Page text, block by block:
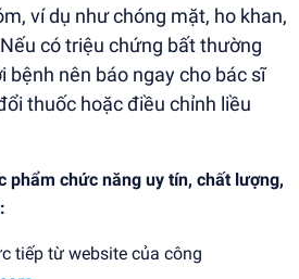
ví dụ như chóng mặt, ho khan,
có triệu chứng bất thường
bệnh nên báo ngay cho bác sĩ
thuốc hoặc điều chỉnh liều
phẩm chức năng uy tín, chất lượng,
tiếp từ website của công